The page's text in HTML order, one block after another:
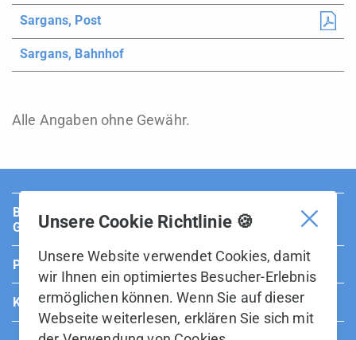
Sargans, Post
Sargans, Bahnhof
Alle Angaben ohne Gewähr.
BUS Sarganserland Werdenberg ist Teil der BOS
Gruppe.
Partner
Kontakt
Unsere Cookie Richtlinie 🍪
Unsere Website verwendet Cookies, damit
wir Ihnen ein optimiertes Besucher-Erlebnis
ermöglichen können. Wenn Sie auf dieser
Webseite weiterlesen, erklären Sie sich mit